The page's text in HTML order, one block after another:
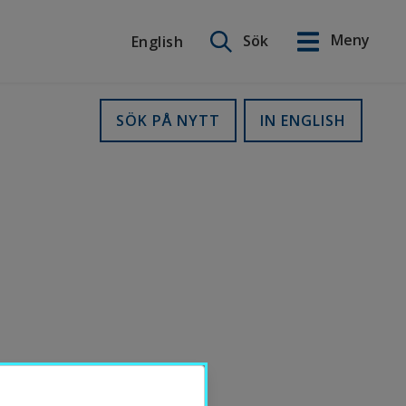
English
Sök
Meny
IN ENGLISH
SÖK PÅ NYTT
English